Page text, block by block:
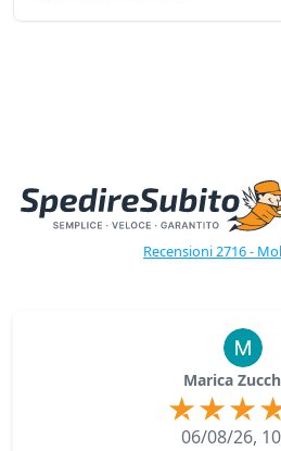
Recensioni 2716 -
Marica
06/08/26,